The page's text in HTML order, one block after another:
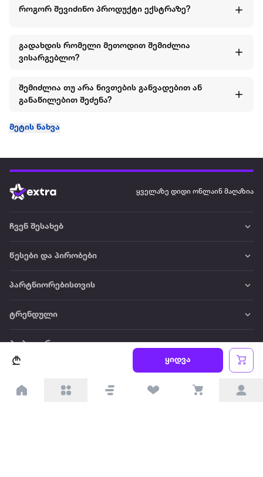
ყიდვა
როგორ შევიძინო პროდუქტი ექსტრაზე?
გადახდის რომელი მეთოდით შემიძლია
ვისარგებლო?
შემიძლია თუ არა ნივთების განვადებით ან
განაწილებით შეძენა?
მეტის ნახვა
ყველაზე დიდი ონლაინ მაღაზია
ჩვენ შესახებ
წესები და პირობები
პარტნიორებისთვის
ტრენდული
პოპულარული